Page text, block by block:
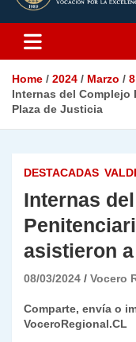
Home 2024 Marzo
8
Internas del Complejo
Plaza de Justicia
DESTACADAS
Internas
asistieron
08/03/2024 Vocero
Comparte, envía o
VoceroRegional.CL